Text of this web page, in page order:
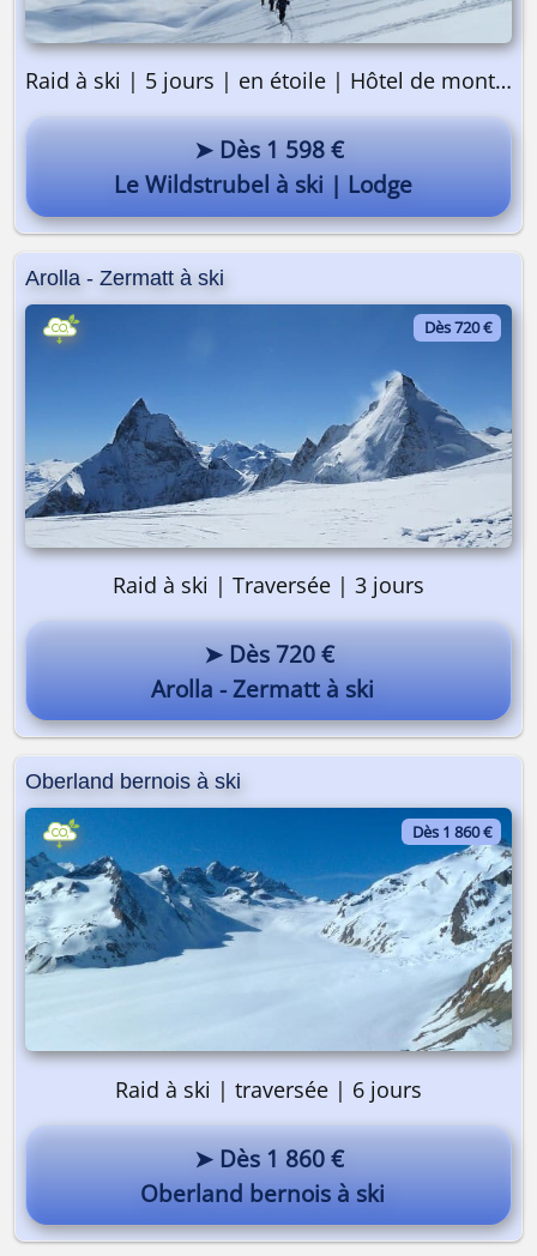
Raid à ski | 5 jours | en étoile | Hôtel de montagne
➤ Dès 1 598 €
Le Wildstrubel à ski | Lodge
Arolla - Zermatt à ski
Dès 720 €
Raid à ski | Traversée | 3 jours
➤ Dès 720 €
Arolla - Zermatt à ski
Oberland bernois à ski
Dès 1 860 €
Raid à ski | traversée | 6 jours
➤ Dès 1 860 €
Oberland bernois à ski